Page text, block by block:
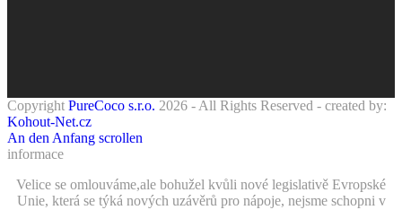
Copyright PureCoco s.r.o. 2026 - All Rights Reserved - created by:
Kohout-Net.cz
An den Anfang scrollen
informace
Velice se omlouváme,ale bohužel kvůli nové legislativě Evropské
Unie, která se týká nových uzávěrů pro nápoje, nejsme schopni v